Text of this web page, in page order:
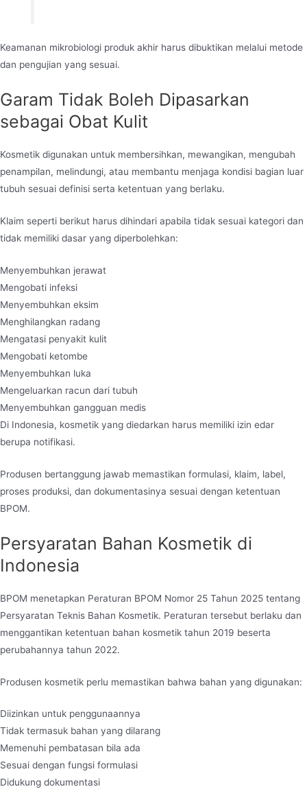
Keamanan mikrobiologi produk akhir harus dibuktikan melalui metode
dan pengujian yang sesuai.
Garam Tidak Boleh Dipasarkan
sebagai Obat Kulit
Kosmetik digunakan untuk membersihkan, mewangikan, mengubah
penampilan, melindungi, atau membantu menjaga kondisi bagian luar
tubuh sesuai definisi serta ketentuan yang berlaku.
Klaim seperti berikut harus dihindari apabila tidak sesuai kategori dan
tidak memiliki dasar yang diperbolehkan:
Menyembuhkan jerawat
Mengobati infeksi
Menyembuhkan eksim
Menghilangkan radang
Mengatasi penyakit kulit
Mengobati ketombe
Menyembuhkan luka
Mengeluarkan racun dari tubuh
Menyembuhkan gangguan medis
Di Indonesia, kosmetik yang diedarkan harus memiliki izin edar
berupa notifikasi.
Produsen bertanggung jawab memastikan formulasi, klaim, label,
proses produksi, dan dokumentasinya sesuai dengan ketentuan
BPOM.
Persyaratan Bahan Kosmetik di
Indonesia
BPOM menetapkan Peraturan BPOM Nomor 25 Tahun 2025 tentang
Persyaratan Teknis Bahan Kosmetik. Peraturan tersebut berlaku dan
menggantikan ketentuan bahan kosmetik tahun 2019 beserta
perubahannya tahun 2022.
Produsen kosmetik perlu memastikan bahwa bahan yang digunakan:
Diizinkan untuk penggunaannya
Tidak termasuk bahan yang dilarang
Memenuhi pembatasan bila ada
Sesuai dengan fungsi formulasi
Didukung dokumentasi